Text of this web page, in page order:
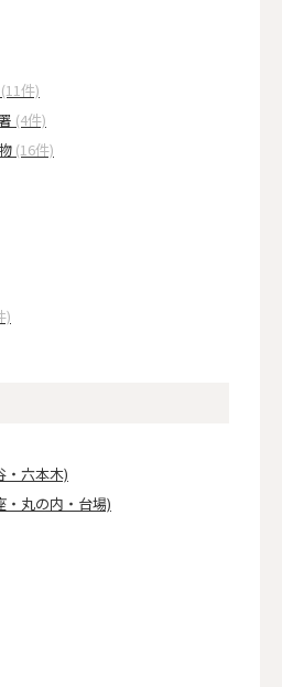
(11件)
(4件)
(16件)
)
六本木)
丸の内・台場)